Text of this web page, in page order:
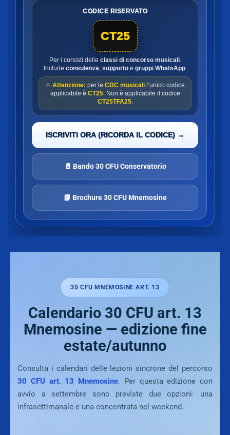
CODICE RISERVATO
CT25
Per i corsisti delle classi di concorso musicali.
Include consulenza supportoe gruppi WhatsApp.
⚠️ Attenzione: per le CDC musicali l’unico codice
applicabile è CT25. Non è applicabile il codice
CT25TFA25.
ISCRIVITI ORA (RICORDA IL CODICE) →
📄 Bando 30 CFU Conservatorio
📘 Brochure 30 CFU Mnemosine
30 CFU MNEMOSINE ART. 13
Calendario 30 CFU art. 13
Mnemosine — edizione fine
estate/autunno
Consulta i calendari delle lezioni sincrone del percorso
30 CFU art. 13 Mnemosine. Per questa edizione con
avvio a settembre sono previste due opzioni: una
infrasettimanale e una concentrata nel weekend.